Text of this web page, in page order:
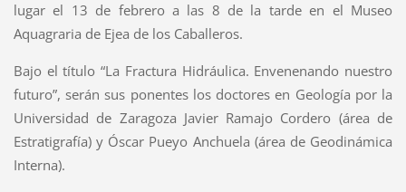
lugar el 13 de febrero a las 8 de la tarde en el Museo
Aquagraria de Ejea de los Caballeros.
Bajo el título “La Fractura Hidráulica. Envenenando nuestro
futuro”, serán sus ponentes los doctores en Geología por la
Universidad de Zaragoza Javier Ramajo Cordero (área de
Estratigrafía) y Óscar Pueyo Anchuela (área de Geodinámica
Interna).